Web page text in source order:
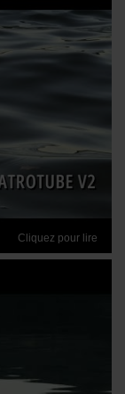
Cliquez pour lire